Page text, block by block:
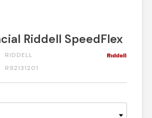
Riddell SpeedFlex
RIDDELL
R92131201